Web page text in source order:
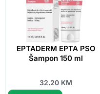
EPTADERM EPTA PSO
Šampon 150 ml
32.20 KM